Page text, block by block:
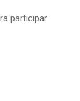
participar